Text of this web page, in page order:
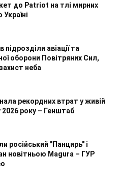
до Patriot на тлі мирних
підрозділи авіації та
оборони Повітряних Сил,
неба
рекордних втрат у живій
2026 року – Генштаб
російський "Панцирь" і
новітньою Magura – ГУР